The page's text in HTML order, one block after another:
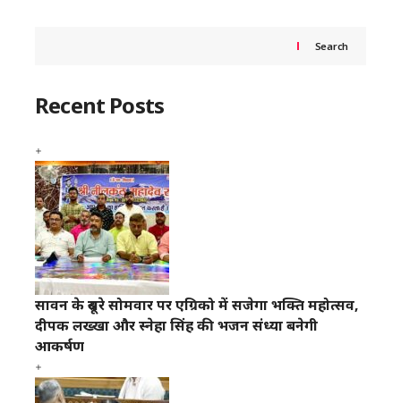
Search
Recent Posts
सावन के दूसरे सोमवार पर एग्रिको में सजेगा भक्ति महोत्सव,
दीपक लख्खा और स्नेहा सिंह की भजन संध्या बनेगी
आकर्षण